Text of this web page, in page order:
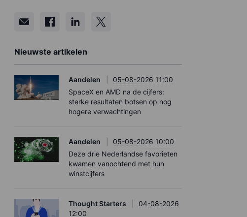
Nieuwste artikelen
Aandelen
05-08-2026 11:00
SpaceX en AMD na de cijfers:
sterke resultaten botsen op nog
hogere verwachtingen
Aandelen
05-08-2026 10:00
Deze drie Nederlandse favorieten
kwamen vanochtend met hun
winstcijfers
Thought Starters
04-08-2026
12:00